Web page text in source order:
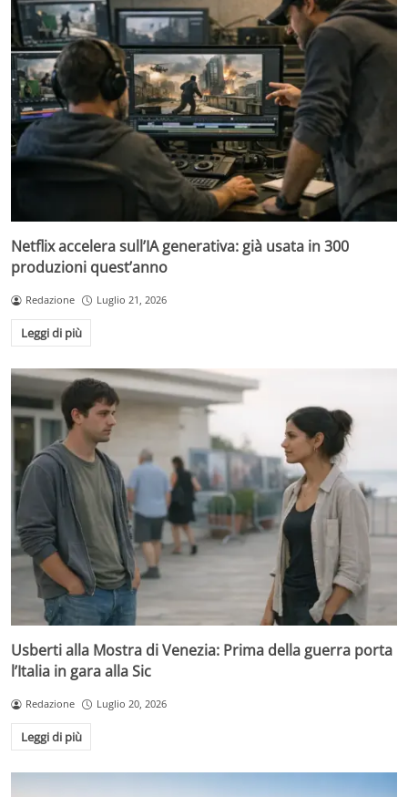
Netflix accelera sull’IA generativa: già usata in 300
produzioni quest’anno
Redazione Luglio 21, 2026
Leggi di più
Usberti alla Mostra di Venezia: Prima della guerra porta
l’Italia in gara alla Sic
Redazione Luglio 20, 2026
Leggi di più